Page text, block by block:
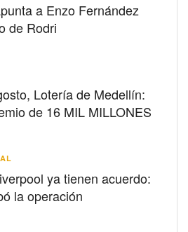
a Enzo Fernández
de Rodri
Lotería de Medellín:
de 16 MIL MILLONES
ya tienen acuerdo:
la operación